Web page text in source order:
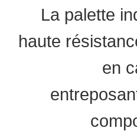
CONTACT
US
La palette
haute
en